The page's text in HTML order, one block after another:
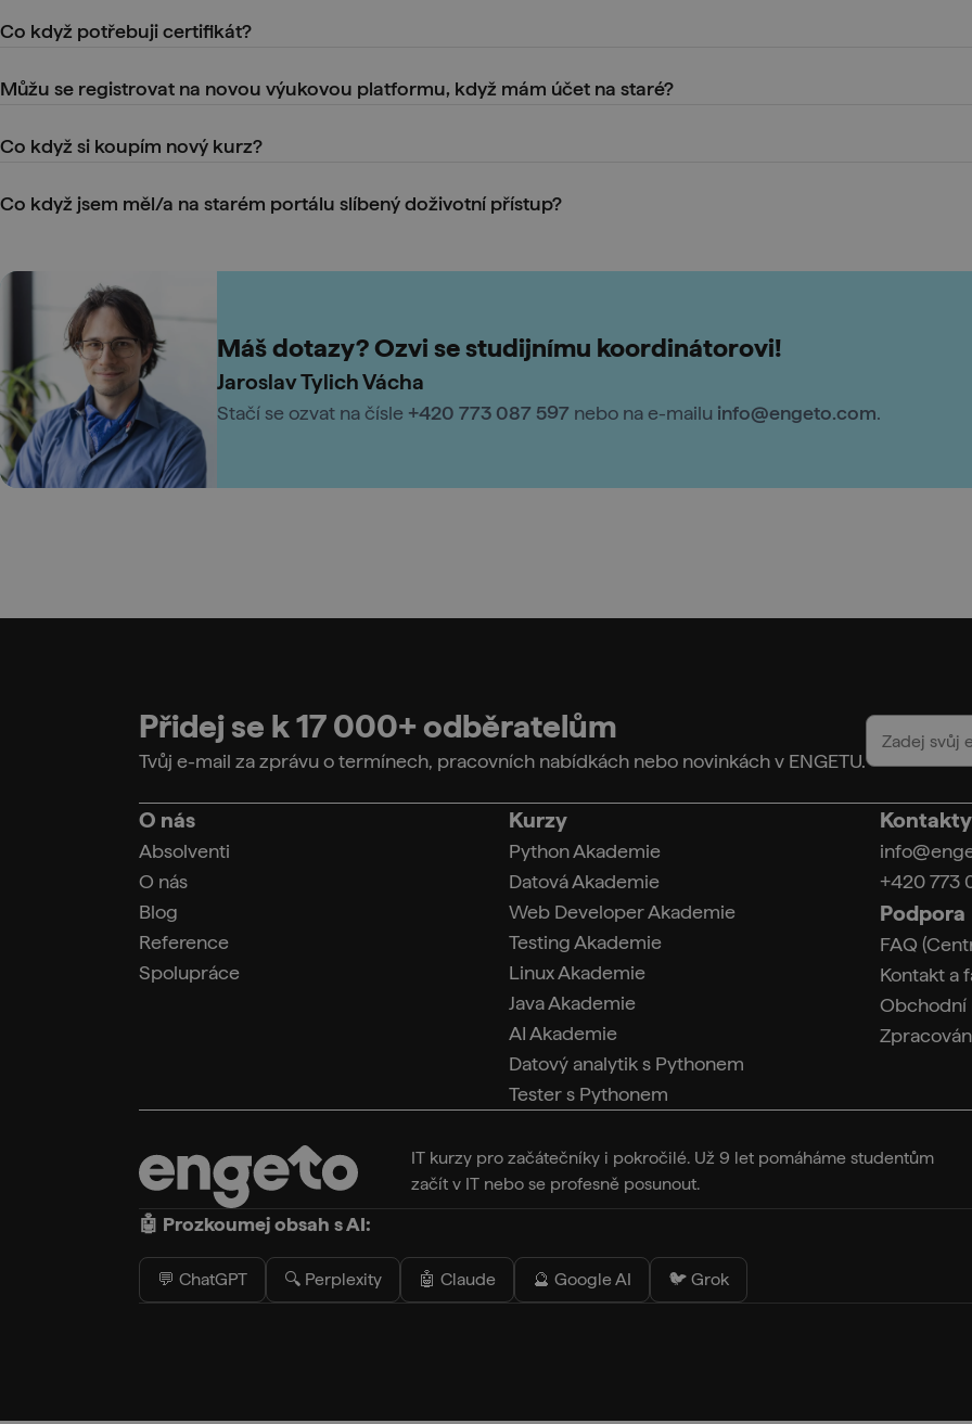
všechno bude v našich silách, ale uděláme maximum, abychom ti vyšli vstříc.
Co když potřebuji certifikát?
Stačí napsat na
Můžu se registrovat na novou výukovou platformu, když mám účet na staré?
a pokusíme se tvoji situaci vyřešit.
Co když si koupím nový kurz?
Co když jsem měl/a na starém portálu slíbený doživotní přístup?
nechceme tě nechat ve štychu. Svoje slovo držíme a společně se pokusíme najít řešení, jak ti to vynahradit.
Máš dotazy? Ozvi se studijnímu koordinátorovi!
Jaroslav Tylich Vácha
Stačí se ozvat na čísle +420 773 087 597 nebo na e-mailu info@engeto.com.
Přidej se k 17 000+ odběratelům
Tvůj e-mail za zprávu o termínech, pracovních nabídkách nebo novinkách v ENGETU.
O nás
Absolventi
O nás
Blog
Reference
Spolupráce
Kurzy
Python Akademie
Datová Akademie
Web Developer Akademie
Testing Akademie
Linux Akademie
Java Akademie
AI Akademie
Datový analytik s Pythonem
Tester s Pythonem
Kontakty
+420 773
Podpora
FAQ
Kontakt a
Obchodní
IT kurzy pro začátečníky i pokročilé. Už 9 let pomáháme studentům
začít v IT nebo se profesně posunout.
🤖 Prozkoumej obsah s AI:
💬 ChatGPT 🔍 Perplexity 🤖 Claude 🔮 Google AI 🐦 Grok